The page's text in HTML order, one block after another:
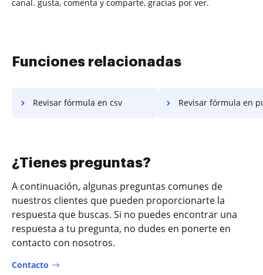
canal. gusta, comenta y comparte, gracias por ver.
Funciones relacionadas
Revisar fórmula en csv Revisar fórmula en
¿Tienes preguntas?
A continuación, algunas preguntas comunes de
nuestros clientes que pueden proporcionarte la
respuesta que buscas. Si no puedes encontrar una
respuesta a tu pregunta, no dudes en ponerte en
contacto con nosotros.
Contacto